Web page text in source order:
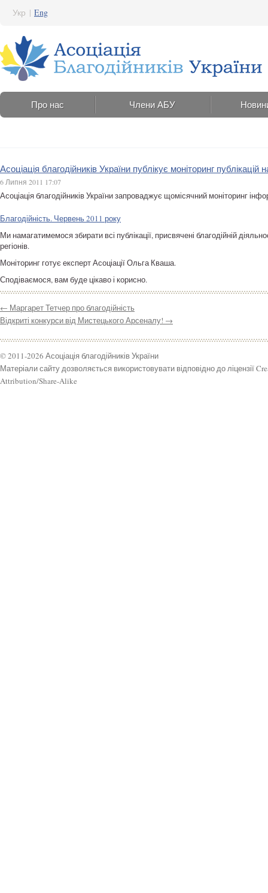
Укр | Eng
Про нас Члени АБУ
Асоціація благодійників України публікує моніторинг
6 Липня 2011 17:07
Асоціація благодійників України запроваджує щомісячний моніторинг
Благодійність. Червень 2011 року
Ми намагатимемося збирати всі публікації, присвячені благодійній
регіонів.
Моніторинг готує експерт Асоціації Ольга Кваша.
Сподіваємося, вам буде цікаво і корисно.
← Маргарет Тетчер про благодійність
Відкриті конкурси від Мистецького Арсеналу! →
© 2011-2026 Асоціація благодійників України
Матеріали сайту дозволяється використовувати відповідно до ліцензії
Attribution/Share-Alike